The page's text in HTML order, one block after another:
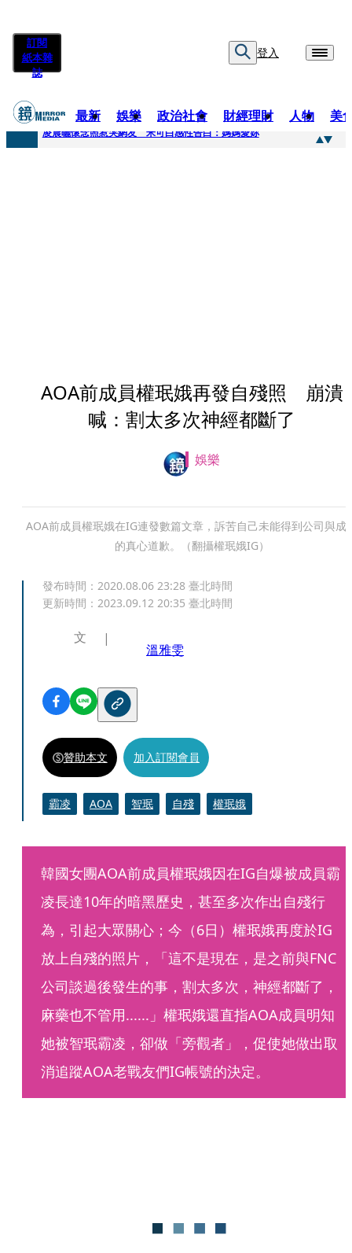
訂閱
紙本雜
誌
登入
最新 娛樂 政治社會 財經理財 人物 美
快訊
凌晨曬懷念照惹哭網友 米可白感性告白：媽媽愛妳
AOA前成員權珉娥再發自殘照 崩潰
喊：割太多次神經都斷了
娛樂
AOA前成員權珉娥在IG連發數篇文章，訴苦自己未能得到公司與成
的真心道歉。（翻攝權珉娥IG）
發布時間： 2020.08.06 23:28 臺北時間
更新時間： 2023.09.12 20:35 臺北時間
文
溫雅雯
贊助本文 加入訂閱會員
霸凌 AOA 智珉 自殘 權珉娥
韓國女團AOA前成員權珉娥因在IG自爆被成員霸
凌長達10年的暗黑歷史，甚至多次作出自殘行
為，引起大眾關心；今（6日）權珉娥再度於IG
放上自殘的照片，「這不是現在，是之前與FNC
公司談過後發生的事，割太多次，神經都斷了，
麻藥也不管用......」權珉娥還直指AOA成員明知
她被智珉霸凌，卻做「旁觀者」，促使她做出取
消追蹤AOA老戰友們IG帳號的決定。